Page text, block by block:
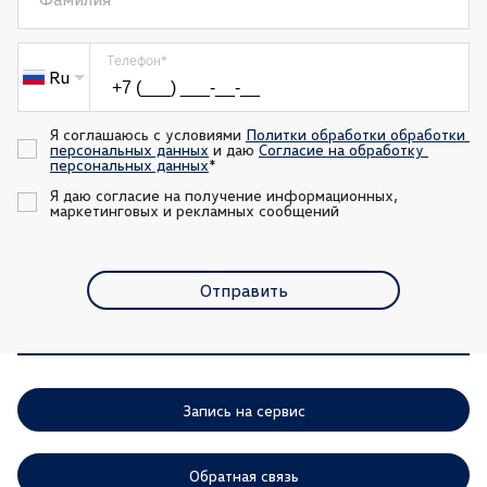
Ru
Телефон*
Я соглашаюсь с условиями Политки обработки обработки
персональных данных и даю Согласие на обработку
персональных данных*
Я даю согласие на получение информационных,
маркетинговых и рекламных сообщений
Отправить
Запись на сервис
Обратная связь